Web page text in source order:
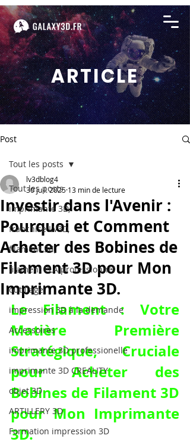
ARTICLE
Post
Tout les posts
imprimante 3D,
franchise LV3D,
filament 3d,
filament PLA professionnel
outillage
impression 3D à la demande
Accessoires
imprimante 3D professionelle
imprimante 3D CREALITY
objet 3D
ARTILLERY 3D
Formation impression 3D
Tout les posts
Investir dans l'Avenir :
Pourquoi et Comment
Acheter des Bobines de
Filament 3D pour Mon
Imprimante 3D.
lv3dblog4
30 juil. 2025 13 min de lecture
Le Filament : Votre
Matière Première
Stratégique, Cruciale
pour Acheter des
Bobines de Filament 3D
pour Mon Imprimante
3D.